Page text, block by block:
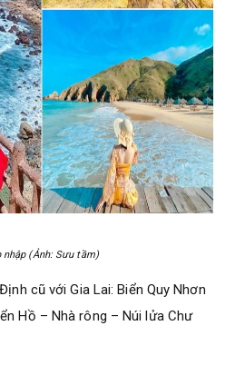
(Ảnh: Sưu tầm)
cũ với Gia Lai: Biển Quy Nhơn
Hồ – Nhà rông – Núi lửa Chư